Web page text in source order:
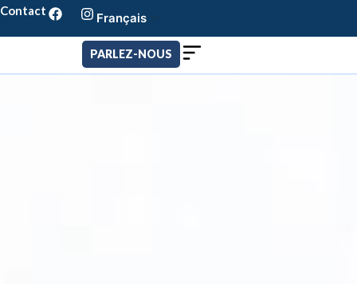
Contact
Français
Português
English
PARLEZ-NOUS